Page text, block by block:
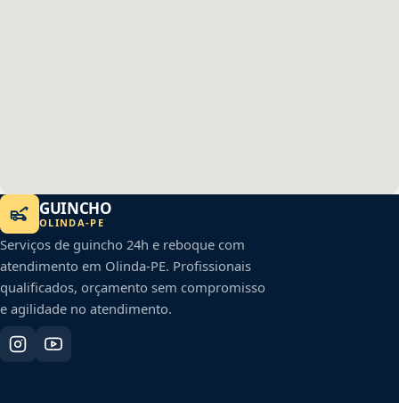
GUINCHO
OLINDA-PE
Serviços de guincho 24h e reboque com
atendimento em Olinda-PE. Profissionais
qualificados, orçamento sem compromisso
e agilidade no atendimento.